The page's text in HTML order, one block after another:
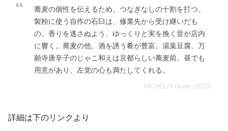
蕎麦の個性を伝えるため、つなぎなしの十割を打つ。
製粉に使う自作の石臼は、修業先から受け継いだも
の。香りを逃さぬよう、ゆっくりと実を挽く音が店内
に響く。蕎麦の他、酒を誘う肴が豊富。湯葉豆腐、万
願寺唐辛子のじゃこ和えは京都らしい蕎麦前。昼でも
用意があり、左党の心も満たしてくれる。
MICHELIN Guide (2023)
詳細は下のリンクより